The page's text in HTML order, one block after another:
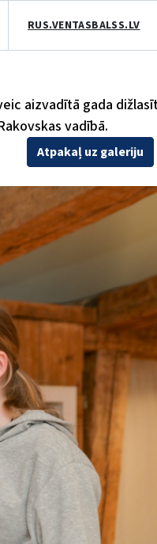
RUS.VENTASBALSS.LV
aizvadītā gada
vadībā.
Atpakaļ uz galeriju